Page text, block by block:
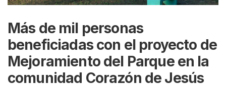
Más de mil personas
beneficiadas con el proyecto de
Mejoramiento del Parque en la
comunidad Corazón de Jesús